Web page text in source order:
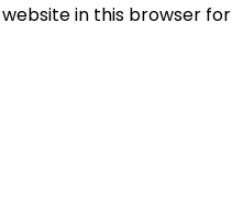
in this browser for